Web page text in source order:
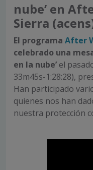
nube’ en
Sierra
El programa After
celebrado una
en la nube’ el
33m45s-1:28:28),
Han participado
quienes nos han
nuestra protección